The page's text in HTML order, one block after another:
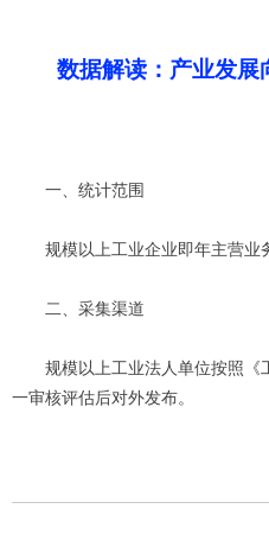
数据解读：产业发
一、统计范围
规模以上工业企业即年主营业
二、采集渠道
规模以上工业法人单位按照《工
一审核评估后对外发布。